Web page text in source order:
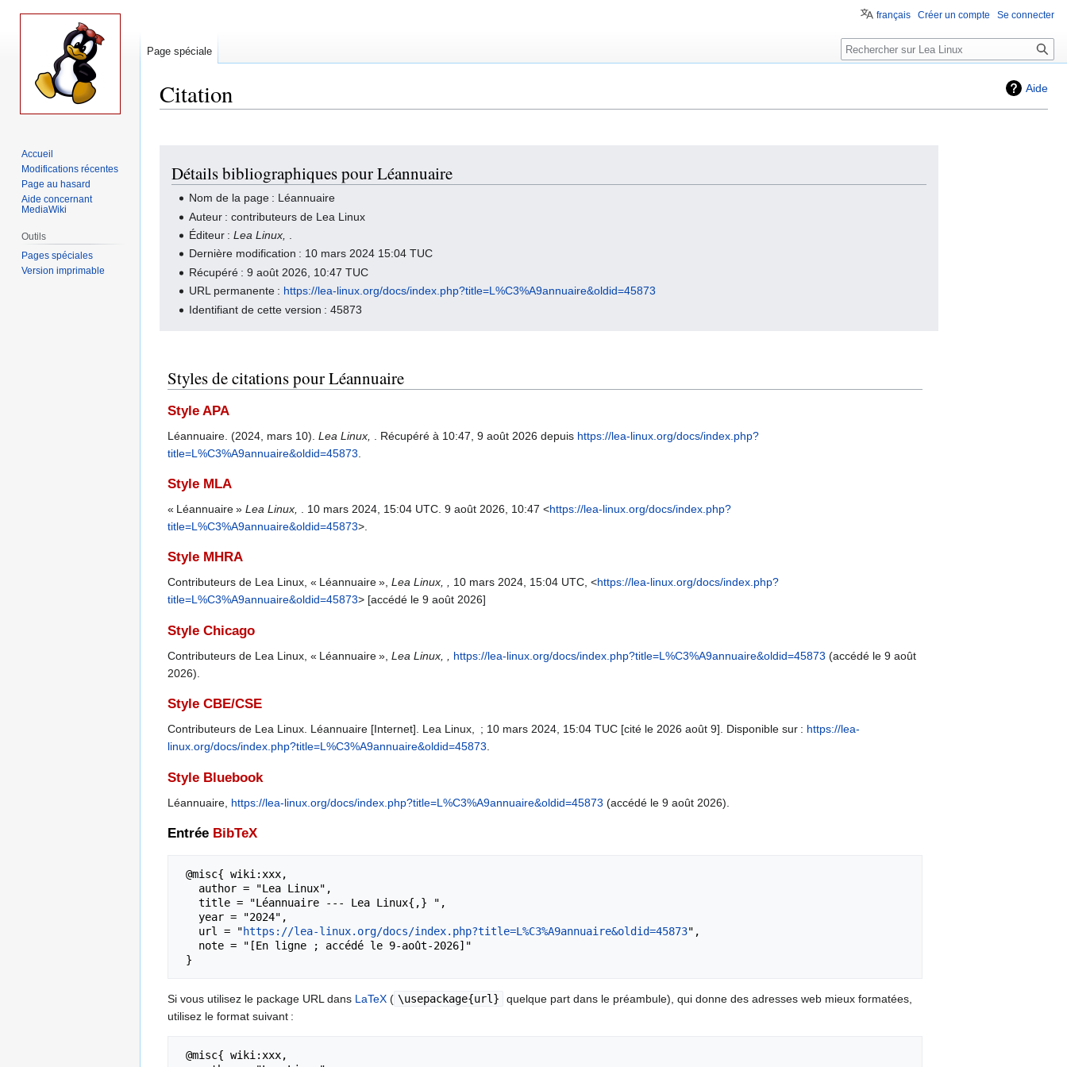
Aide
Citation
navigation
recherche
Détails bibliographiques pour Léannuaire
Nom de la page : Léannuaire
Auteur : contributeurs de Lea Linux
Éditeur :Lea Linux,
Dernière modification : 10 mars 2024 15:04 TUC
Récupéré : 9 août 2026, 10:47 TUC
URL permanente : https://lea-linux.org/docs/index.php?title=L%C3%A9annuaire&oldid=45873
Identifiant de cette version : 45873
Styles de citations pour Léannuaire
Style APA
Léannuaire. (2024, mars 10). Lea Linux, . Récupéré à 10:47, 9 août 2026 depuis https://lea-linux.org/docs/index.php?
title=L%C3%A9annuaire&oldid=45873
Style MLA
« Léannuaire » Lea Linux, . 10 mars 2024, 15:04 UTC. 9 août 2026, 10:47 <https://lea-linux.org/docs/index.php?
title=L%C3%A9annuaire&oldid=45873>.
Style MHRA
Contributeurs de Lea Linux, « Léannuaire », Lea Linux, , 10 mars 2024, 15:04 UTC, <https://lea-linux.org/docs/index.php?
title=L%C3%A9annuaire&oldid=45873> [accédé le 9 août 2026]
Style Chicago
Contributeurs de Lea Linux, « Léannuaire », Lea Linux, , https://lea-linux.org/docs/index.php?title=L%C3%A9annuaire&oldid=45873 (accédé le 9 août
2026).
Style CBE/CSE
Contributeurs de Lea Linux. Léannuaire [Internet]. Lea Linux, ; 10 mars 2024, 15:04 TUC [cité le 2026 août 9]. Disponible sur : https://lea-
linux.org/docs/index.php?title=L%C3%A9annuaire&oldid=45873
Style Bluebook
Léannuaire, https://lea-linux.org/docs/index.php?title=L%C3%A9annuaire&oldid=45873 (accédé le 9 août 2026).
Entrée BibTeX
   url = "
https://lea-linux.org/docs/index.php?title=L%C3%A9annuaire&oldid=45873",
Si vous utilisez le package URL dans LaTeX ( \usepackage{url}
quelque part dans le préambule), qui donne des adresses web mieux formatées,
utilisez le format suivant :
français Créer un compte Se connecter
Page spéciale
Accueil
Modifications récentes
Page au hasard
Aide concernant
MediaWiki
Outils
Pages spéciales
Version imprimable